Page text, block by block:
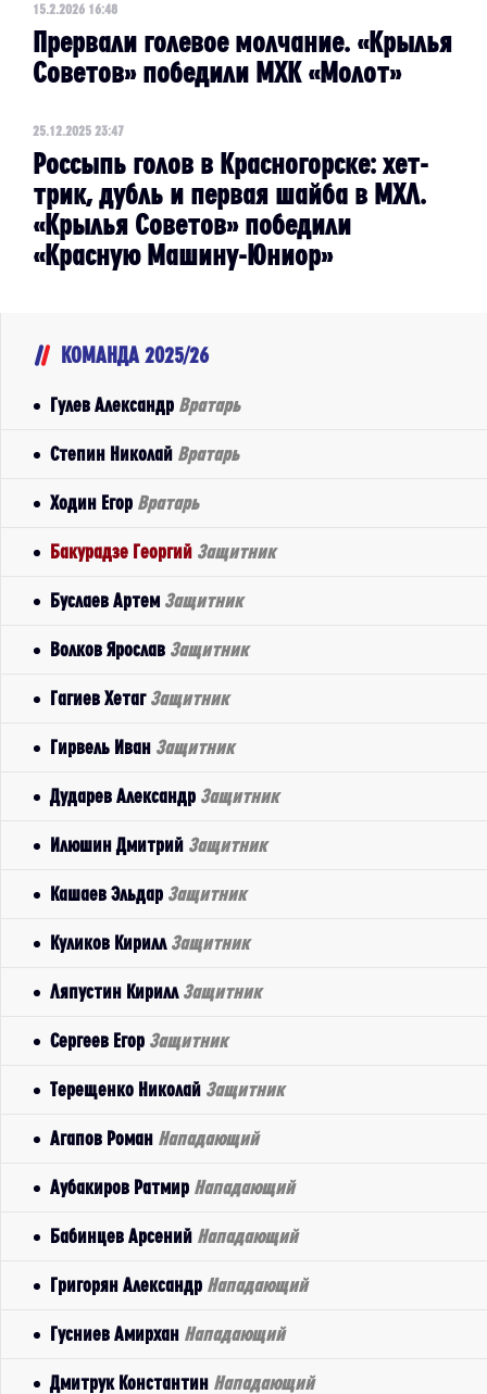
15.2.2026 16:48
Прервали голевое молчание. «Крылья
Советов» победили МХК «Молот»
25.12.2025 23:47
Россыпь голов в Красногорске: хет-
трик, дубль и первая шайба в МХЛ.
«Крылья Советов» победили
«Красную Машину-Юниор»
КОМАНДА 2025/26
Гулев Александр Вратарь
Степин Николай Вратарь
Ходин Егор Вратарь
Бакурадзе Георгий Защитник
Буслаев Артем Защитник
Волков Ярослав Защитник
Гагиев Хетаг Защитник
Гирвель Иван Защитник
Дударев Александр Защитник
Илюшин Дмитрий Защитник
Кашаев Эльдар Защитник
Куликов Кирилл Защитник
Ляпустин Кирилл Защитник
Сергеев Егор Защитник
Терещенко Николай Защитник
Агапов Роман Нападающий
Аубакиров Ратмир Нападающий
Бабинцев Арсений Нападающий
Григорян Александр Нападающий
Гусниев Амирхан Нападающий
Дмитрук Константин Нападающий